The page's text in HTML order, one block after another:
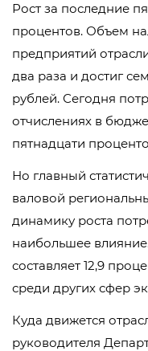
Рост за последние
процентов. Объем
предприятий
два раза и достиг
рублей. Сегодня
отчислениях в
пятнадцати
Но главный
валовой
динамику роста
наибольшее
составляет 12,9
среди других сфер
Куда движется
руководителя